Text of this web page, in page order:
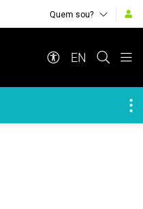
Quem sou?
EN